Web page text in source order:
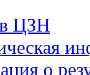
ЦЗН
о